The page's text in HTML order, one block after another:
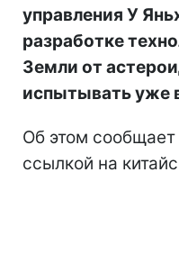
управления У
разработке
Земли от
испытывать уже
Об этом сообщает
ссылкой на